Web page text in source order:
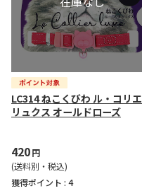
LC314 ねこくびわ ル・コリエ
リュクス オールドローズ
420円
(送料別・税込)
獲得ポイント : 4